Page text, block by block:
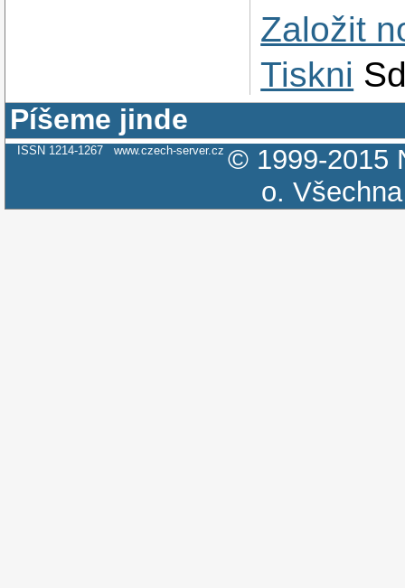
Založit
Tiskni
Píšeme jinde
ISSN 1214-1267 www.czech-server.cz © 1999-2015
o.